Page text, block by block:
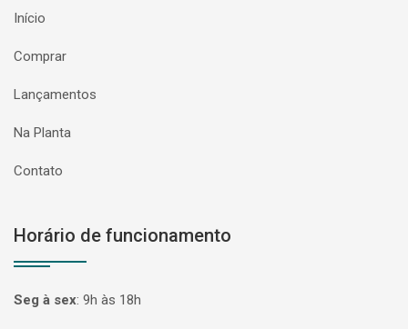
Início
Comprar
Lançamentos
Na Planta
Contato
Horário de funcionamento
Seg à sex: 9h às 18h